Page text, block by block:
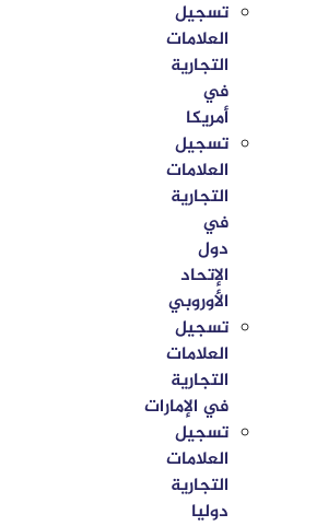
تسجيل
العلامات
التجارية
في
أمريكا
تسجيل
العلامات
التجارية
في
دول
الإتحاد
الأوروبي
تسجيل
العلامات
التجارية
في الإمارات
تسجيل
العلامات
التجارية
دوليا